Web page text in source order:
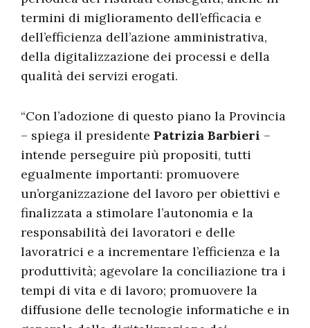
termini di miglioramento dell’efficacia e
dell’efficienza dell’azione amministrativa,
della digitalizzazione dei processi e della
qualità dei servizi erogati.
“Con l’adozione di questo piano la Provincia
– spiega il presidente Patrizia Barbieri –
intende perseguire più propositi, tutti
egualmente importanti: promuovere
un’organizzazione del lavoro per obiettivi e
finalizzata a stimolare l’autonomia e la
responsabilità dei lavoratori e delle
lavoratrici e a incrementare l’efficienza e la
produttività; agevolare la conciliazione tra i
tempi di vita e di lavoro; promuovere la
diffusione delle tecnologie informatiche e in